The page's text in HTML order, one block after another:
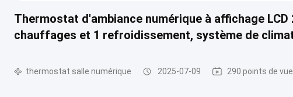
Thermostat d'ambiance numérique à affichage
chauffages et 1 refroidissement, système de
thermostat salle numérique 2025-07-09 290 points de vue